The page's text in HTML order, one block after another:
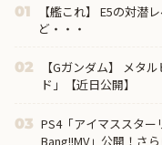
01
【艦これ】 E5の対潜
ど・・・
02
【Gガンダム】 メタ
ド」【近日公開】
03 PS4「アイマススター
Bang!!MV」公開！さ